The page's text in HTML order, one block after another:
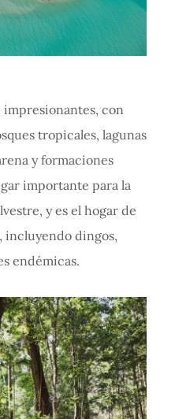
impresionantes, con
tropicales, lagunas
y formaciones
importante para la
y es el hogar de
incluyendo dingos,
endémicas.